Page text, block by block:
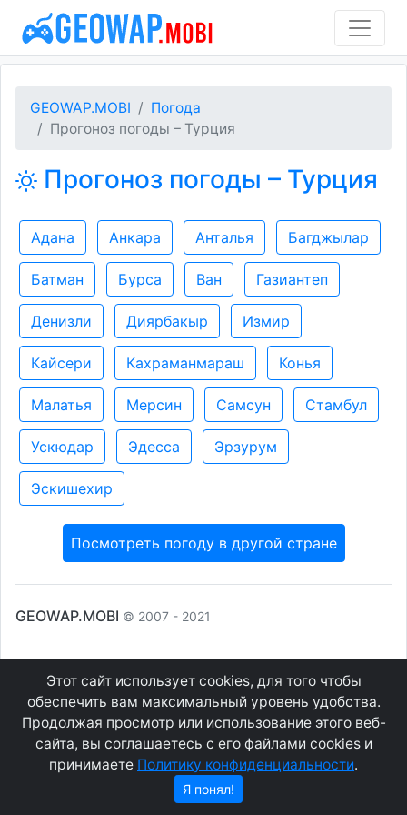
GEOWAP.MOBI
Погода
Прогоноз погоды – Турция
Прогоноз погоды – Турция
Адана Анкара Анталья Багджылар
Батман Бурса Ван Газиантеп
Денизли Диярбакыр Измир
Кайсери Кахраманмараш Конья
Малатья Мерсин Самсун Стамбул
Ускюдар Эдесса Эрзурум
Эскишехир
Посмотреть погоду в другой стране
GEOWAP.MOBI © 2007 - 2021
Конфиденциальность
Контакты
Этот сайт использует cookies, для того чтобы
обеспечить вам максимальный уровень удобства.
Продолжая просмотр или использование этого веб-
сайта, вы соглашаетесь с его файлами cookies и
принимаете Политику конфиденциальности.
Я понял!